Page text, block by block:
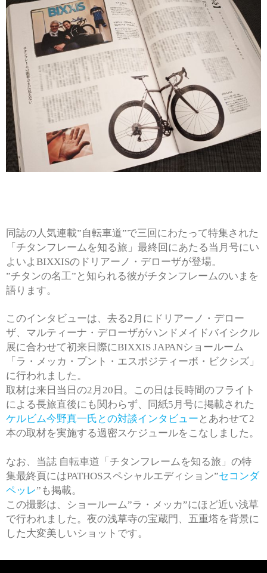
同誌の人気連載”自転車道”で三回にわたって特集された
「チタンフレームを知る旅」最終回にあたる当月号にい
よいよBIXXISのドリアーノ・デローザが登場。
”チタンの名工”と知られる彼がチタンフレームのいまを
語ります。
このインタビューは、去る2月にドリアーノ・デロー
ザ、マルティーナ・デローザがハンドメイドバイシクル
展に合わせて初来日際にBIXXIS JAPANショールーム
「ラ・メッカ・プント・エスポジティーボ・ビクシズ」
に行われました。
取材は来日当日の2月20日。この日は長時間のフライト
による長旅直後にも関わらず、同紙5月号に掲載された
ケルビム今野真一氏との対談インタビュー とあわせて2
本の取材を実施する過密スケジュールをこなしました。
なお、当誌 自転車道「チタンフレームを知る旅」の特
集最終頁にはPATHOSスペシャルエディション”セコンダ
ペッレ”も掲載。
この撮影は、ショールーム”ラ・メッカ”にほど近い浅草
で行われました。夜の浅草寺の宝蔵門、五重塔を背景に
した大変美しいショットです。